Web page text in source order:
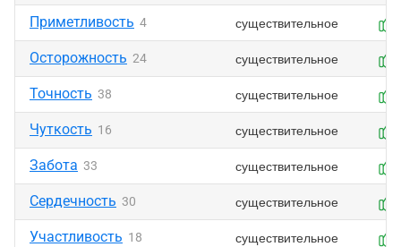
Приметливость 4 существительное
Осторожность 24 существительное
Точность 38 существительное
Чуткость 16 существительное
Забота 33 существительное
Сердечность 30 существительное
Участливость 18 существительное